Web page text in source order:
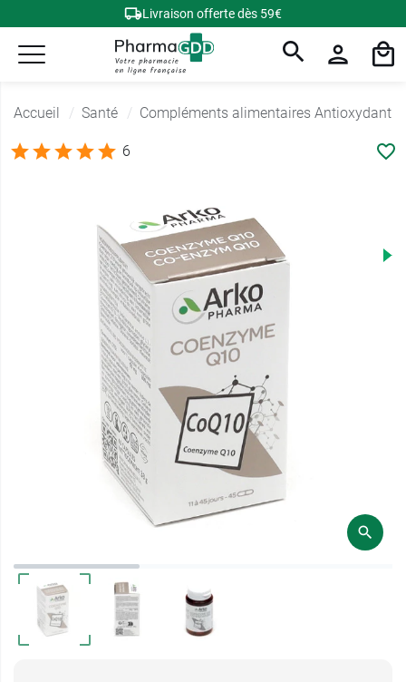
Livraison offerte dès 59€
Accueil Santé Compléments alimentaires Antioxydant
6